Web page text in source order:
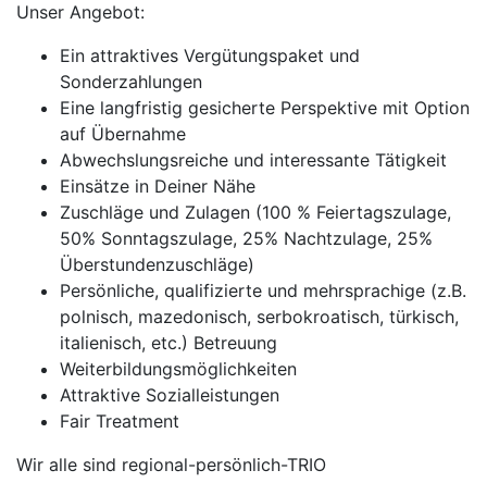
Unser Angebot:
Ein attraktives Vergütungspaket und
Sonderzahlungen
Eine langfristig gesicherte Perspektive mit Option
auf Übernahme
Abwechslungsreiche und interessante Tätigkeit
Einsätze in Deiner Nähe
Zuschläge und Zulagen (100 % Feiertagszulage,
50% Sonntagszulage, 25% Nachtzulage, 25%
Überstundenzuschläge)
Persönliche, qualifizierte und mehrsprachige (z.B.
polnisch, mazedonisch, serbokroatisch, türkisch,
italienisch, etc.) Betreuung
Weiterbildungsmöglichkeiten
Attraktive Sozialleistungen
Fair Treatment
Wir alle sind regional-persönlich-TRIO